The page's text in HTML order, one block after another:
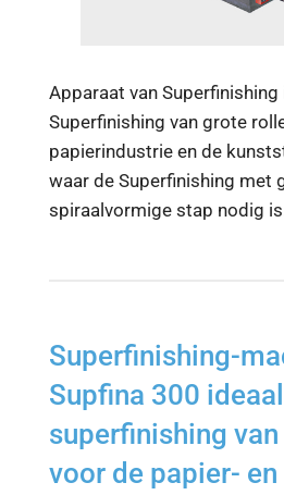
Apparaat van
Superfinishing van grote
papierindustrie en de
waar de Superfinishing met
spiraalvormige stap nodig
Superfinishing-
Supfina 300
superfinishing
voor de papier- en